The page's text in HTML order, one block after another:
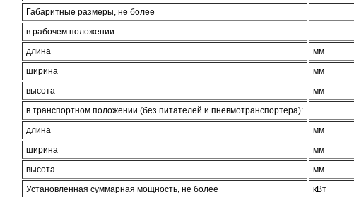
Габаритные размеры, не более
в рабочем положении
длина
мм
ширина
мм
высота
мм
в транспортном положении (без питателей и пневмотранспортера):
длина
мм
ширина
мм
высота
мм
Установленная суммарная мощность, не более
кВт